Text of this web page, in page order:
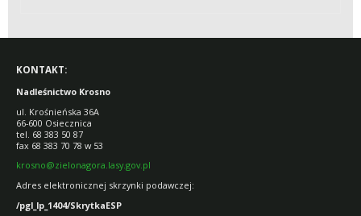
KONTAKT:
Nadleśnictwo Krosno
ul. Krośnieńska 36A
66-600 Osiecznica
tel. 68 383 50 87
fax 68 383 70 78 w 53
krosno@zielonagora.lasy.gov.pl
Adres elektronicznej skrzynki podawczej:
/pgl_lp_1404/SkrytkaESP